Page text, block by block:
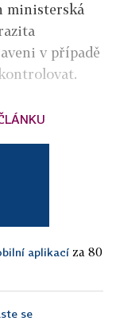
ministerská
v případě
aplikací za 80
se